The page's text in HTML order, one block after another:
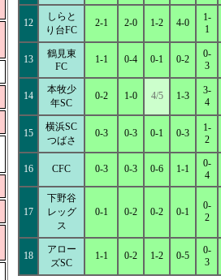
12
しらと
り台FC
2-1 2-0 1-2 4-0
1-
1
13
鶴見東
FC
1-1 0-4 0-1 0-2
0-
3
14
本牧少
年SC
0-2 1-0 4/5 1-3
3-
4
15
横浜SC
つばさ
0-3 0-3 0-1 0-3
1-
2
16 CFC 0-3 0-3 0-6 1-1
0-
4
17
下野谷
レッグ
ス
0-1 0-2 0-2 0-1
0-
2
18
アロー
ズSC
1-1 0-2 1-2 0-5
0-
3